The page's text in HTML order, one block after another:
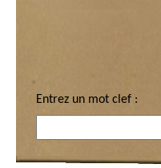
Entrez un mot clef :